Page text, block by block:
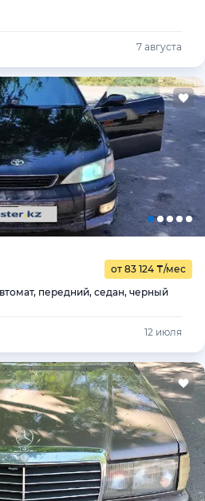
7 августа
от 83 124 ₸/мес
передний, седан, черный
12 июля